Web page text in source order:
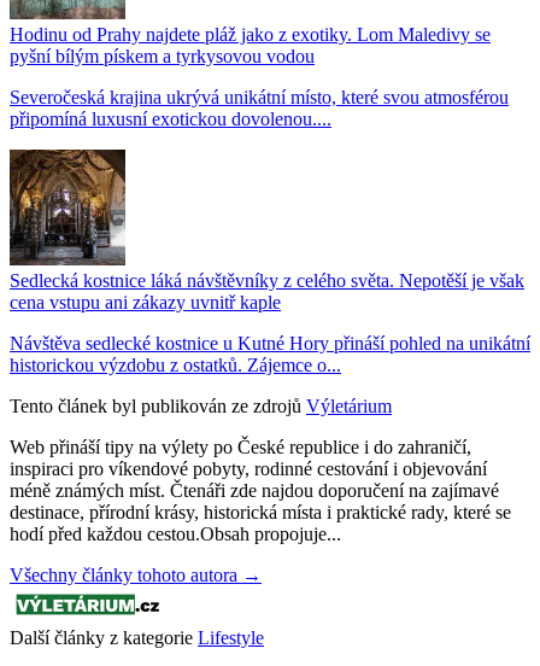
Hodinu od Prahy najdete pláž jako z exotiky. Lom Maledivy se
pyšní bílým pískem a tyrkysovou vodou
Severočeská krajina ukrývá unikátní místo, které svou atmosférou
připomíná luxusní exotickou dovolenou....
Sedlecká kostnice láká návštěvníky z celého světa. Nepotěší je však
cena vstupu ani zákazy uvnitř kaple
Návštěva sedlecké kostnice u Kutné Hory přináší pohled na unikátní
historickou výzdobu z ostatků. Zájemce o...
Tento článek byl publikován ze zdrojů Výletárium
Web přináší tipy na výlety po České republice i do zahraničí,
inspiraci pro víkendové pobyty, rodinné cestování i objevování
méně známých míst. Čtenáři zde najdou doporučení na zajímavé
destinace, přírodní krásy, historická místa i praktické rady, které se
hodí před každou cestou.Obsah propojuje...
Všechny články tohoto autora →
Další články z kategorie Lifestyle